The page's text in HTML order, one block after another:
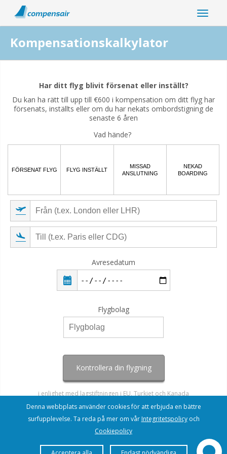
Kompensationskalkylator
Har ditt flyg blivit försenat eller inställt?
Du kan ha rätt till upp till €600 i kompensation om ditt flyg har
försenats, inställts eller om du har nekats ombordstigning de
senaste 6 åren
Vad hände?
FÖRSENAT FLYG FLYG INSTÄLLT
MISSAD
ANSLUTNING
NEKAD
BOARDING
Avresedatum
Flygbolag
Kontrollera din flygning
i enlighet med lagstiftningen i EU, Turkiet och Kanada
Denna webbplats använder cookies för att erbjuda en bättre
surfupplevelse. Ta reda på mer om vår Integritetspolicyoch
Cookiepolicy